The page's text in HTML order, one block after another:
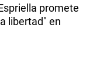
promete
libertad" en